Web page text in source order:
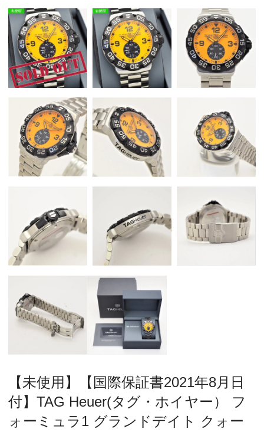
【未使用】【国際保証書2021年8月日
付】TAG Heuer(タグ・ホイヤー） フ
ォーミュラ1 グランドデイト クォー